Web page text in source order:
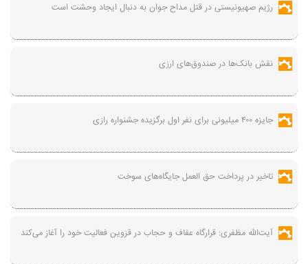
رژیم صهیونیستی در قتل مداح جوان به دنبال ایجاد وحشت است
نقش بانک‌ها در صندوق‌های ارزی
جایزه ۴۰۰ میلیونی برای نفر اول برگزیده جشنواره رازی
تاخیر در پرداخت حق العمل جایگاه‌های سوخت
آیت‌الله مظفری: قرارگاه عفاف و حجاب در قزوین فعالیت خود را آغاز می‌کند